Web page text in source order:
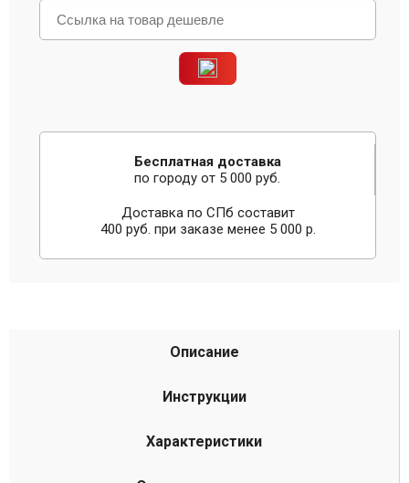
Бесплатная доставка
по городу от 5 000 руб.
Доставка по СПб составит
400 руб. при заказе менее 5 000 р.
Описание
Инструкции
Характеристики